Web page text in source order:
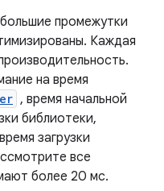
промежутки
Каждая
на время
, время начальной
библиотеки,
загрузки
все
более 20 мс.